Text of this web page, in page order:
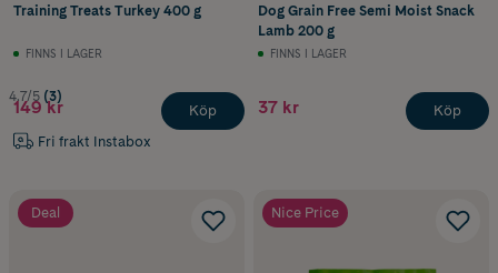
Training Treats Turkey 400 g
FINNS I LAGER
4.7/5 (3)
149 kr
Fri frakt Instabox
Köp
Dog Grain Free Semi Moist Snack
Lamb 200 g
FINNS I LAGER
37 kr Köp
Deal Nice Price